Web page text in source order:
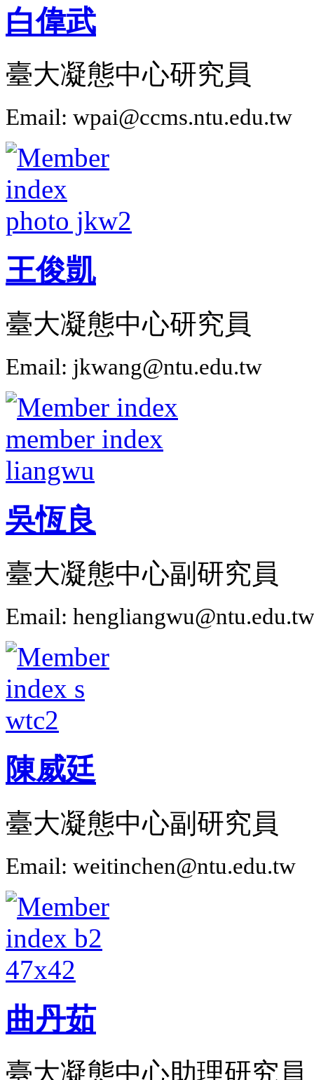
白偉武
臺大凝態中心研究員
Email: wpai@ccms.ntu.edu.tw
王俊凱
臺大凝態中心研究員
Email: jkwang@ntu.edu.tw
吳恆良
臺大凝態中心副研究員
Email: hengliangwu@ntu.edu.tw
陳威廷
臺大凝態中心副研究員
Email: weitinchen@ntu.edu.tw
曲丹茹
臺大凝態中心助理研究員